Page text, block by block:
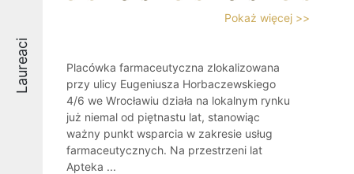
Laureaci
Pokaż więcej >>
Placówka farmaceutyczna zlokalizowana
przy ulicy Eugeniusza Horbaczewskiego
4/6 we Wrocławiu działa na lokalnym rynku
już niemal od piętnastu lat, stanowiąc
ważny punkt wsparcia w zakresie usług
farmaceutycznych. Na przestrzeni lat
Apteka ...